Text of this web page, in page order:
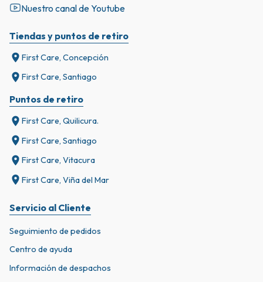
Tiendas y puntos de retiro
First Care, Concepción
First Care, Santiago
Puntos de retiro
First Care, Quilicura.
First Care, Santiago
First Care, Vitacura
First Care, Viña del Mar
Servicio al Cliente
Seguimiento de pedidos
Centro de ayuda
Información de despachos
Nuestro canal de Youtube